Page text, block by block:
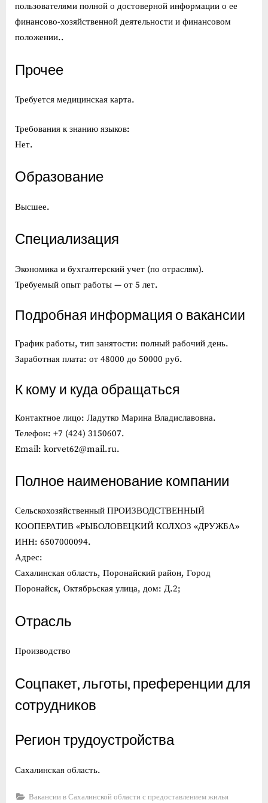
пользователями полной о достоверной информации о ее
финансово-хозяйственной деятельности и финансовом
положении..
Прочее
Требуется медицинская карта.
Требования к знанию языков:
Нет.
Образование
Высшее.
Специализация
Экономика и бухгалтерский учет (по отраслям).
Требуемый опыт работы — от 5 лет.
Подробная информация о вакансии
График работы, тип занятости: полный рабочий день.
Заработная плата: от 48000 до 50000 руб.
К кому и куда обращаться
Контактное лицо: Ладутко Марина Владиславовна.
Телефон: +7 (424) 3150607.
Email: korvet62@mail.ru.
Полное наименование компании
Сельскохозяйственный ПРОИЗВОДСТВЕННЫЙ
КООПЕРАТИВ «РЫБОЛОВЕЦКИЙ КОЛХОЗ «ДРУЖБА»
ИНН: 6507000094.
Адрес:
Сахалинская область, Поронайский район, Город
Поронайск, Октябрьская улица, дом: Д.2;
Отрасль
Производство
Соцпакет, льготы, преференции для
сотрудников
Регион трудоустройства
Сахалинская область.
Вакансии в Сахалинской области с предоставлением жилья